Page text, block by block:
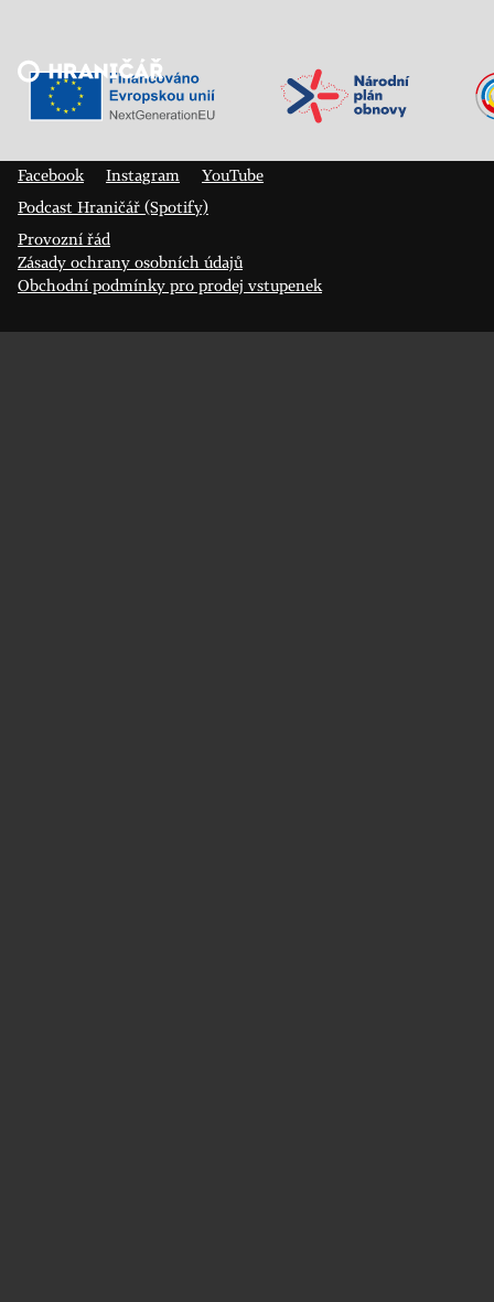
Veřejný sál Hraničář, spolek
Facebook
Instagram
YouTube
Podcast Hraničář (Spotify)
Provozní řád
Zásady ochrany osobních údajů
Obchodní podmínky pro prodej vstupenek